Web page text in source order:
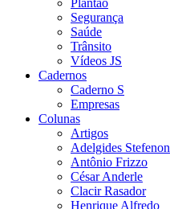
Plantão
Segurança
Saúde
Trânsito
Vídeos JS
Cadernos
Caderno S
Empresas
Colunas
Artigos
Adelgides Stefenon
Antônio Frizzo
César Anderle
Clacir Rasador
Henrique Alfredo